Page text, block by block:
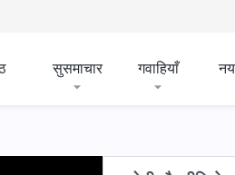
सुसमाचार गवाहियाँ